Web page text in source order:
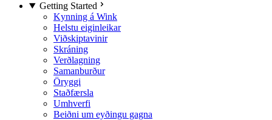
Getting Started
Kynning á Wink
Helstu eiginleikar
Viðskiptavinir
Skráning
Verðlagning
Samanburður
Öryggi
Staðfærsla
Umhverfi
Beiðni um eyðingu gagna